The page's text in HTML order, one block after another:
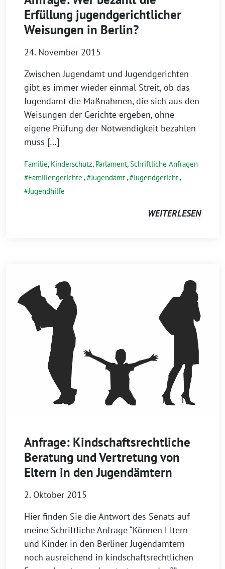
Erfüllung jugendgerichtlicher
Weisungen in Berlin?
24. November 2015
Zwischen Jugendamt und Jugendgerichten
gibt es immer wieder einmal Streit, ob das
Jugendamt die Maßnahmen, die sich aus den
Weisungen der Gerichte ergeben, ohne
eigene Prüfung der Notwendigkeit bezahlen
muss […]
Familie, Kinderschutz, Parlament,Schriftliche Anfragen
Familiengerichte , Jugendamt, Jugendgericht,
Jugendhilfe
WEITERLESEN
Anfrage: Kindschaftsrechtliche
Beratung und Vertretung von
Eltern in den Jugendämtern
2. Oktober 2015
Hier finden Sie die Antwort des Senats auf
meine Schriftliche Anfrage “Können Eltern
und Kinder in den Berliner Jugendämtern
noch ausreichend in kindschaftsrechtlichen